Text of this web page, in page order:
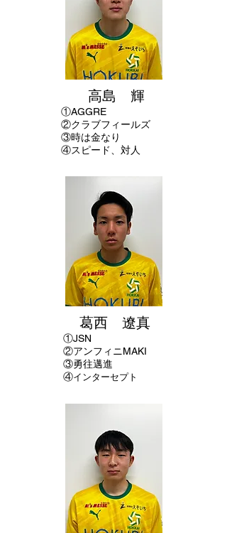
高島 輝
①AGGRE
②クラブフィールズ
​③時は金なり
④スピード、対人
葛西 遼真
①JSN
②アンフィニMAKI
​③勇往邁進
④インターセプト